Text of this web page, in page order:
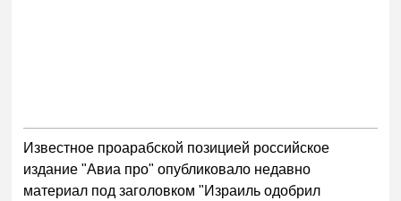
Известное проарабской позицией российское
издание "Авиа про" опубликовало недавно
материал под заголовком "Израиль одобрил